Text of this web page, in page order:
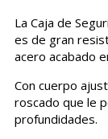
La Caja de
es de gran
acero acabado
Con cuerpo
roscado que le
profundidades.